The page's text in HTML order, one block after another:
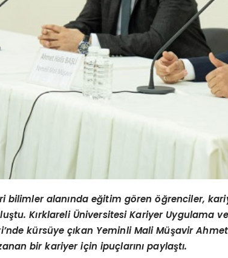
bilimler alanında eğitim gören öğrenciler,
Kırklareli Üniversitesi Kariyer Uygulama
kürsüye çıkan Yeminli Mali Müşavir
bir kariyer için ipuçlarını paylaştı.